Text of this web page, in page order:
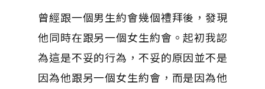
曾經跟一個男生約會幾個禮拜後，發現
他同時在跟另一個女生約會。起初我認
為這是不妥的行為，不妥的原因並不是
因為他跟另一個女生約會，而是因為他